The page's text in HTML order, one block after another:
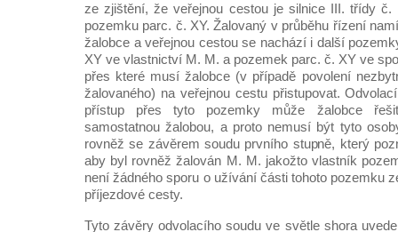
ze zjištění, že veřejnou cestou je silnice III. třídy č.
pozemku parc. č. XY. Žalovaný v průběhu řízení
žalobce a veřejnou cestou se nachází i další
XY ve vlastnictví M. M. a pozemek parc. č. XY ve
přes které musí žalobce (v případě povolení
žalovaného) na veřejnou cestu přistupovat.
přístup přes tyto pozemky může žalobce
samostatnou žalobou, a proto nemusí být tyto
rovněž se závěrem soudu prvního stupně, který
aby byl rovněž žalován M. M. jakožto vlastník
není žádného sporu o užívání části tohoto pozemku
příjezdové cesty.
Tyto závěry odvolacího soudu ve světle shora